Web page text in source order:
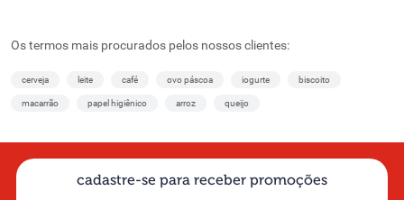
Os termos mais procurados pelos nossos clientes:
cerveja leite café ovo páscoa iogurte biscoito
macarrão papel higiênico arroz queijo
cadastre-se para receber promoções